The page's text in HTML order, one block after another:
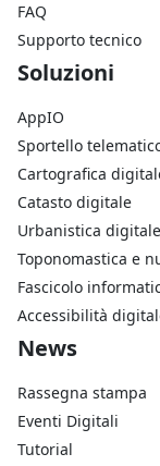
FAQ
Supporto tecnico
Footer
Soluzioni
AppIO
Sportello
Cartografica
Catasto digitale
Urbanistica digitale
Toponomastica e
Fascicolo
Accessibilità
Footer
News
Rassegna stampa
Eventi Digitali
Tutorial